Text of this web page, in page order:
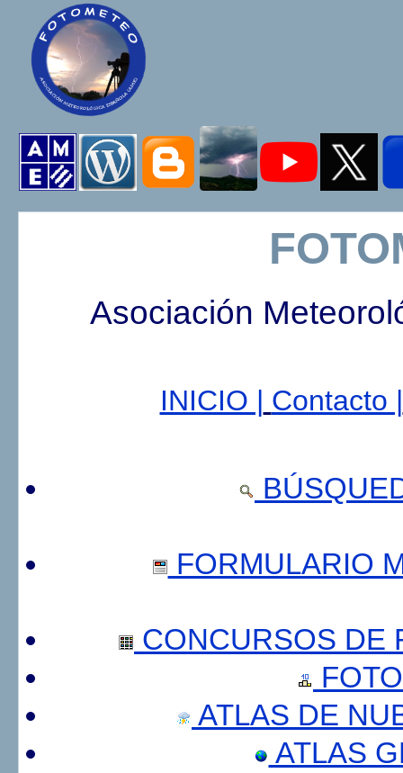
Asociación
INICIO | Contacto |
FORMULARIO
CONCURSOS DE
ATLAS DE
ATLAS